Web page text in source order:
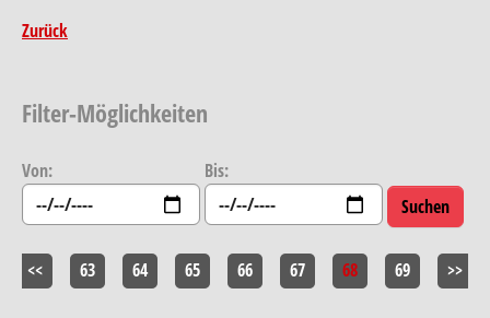
Zurück
Filter-Möglichkeiten
Von: Bis:
<< 63 64 65 66 67 68 69 >>